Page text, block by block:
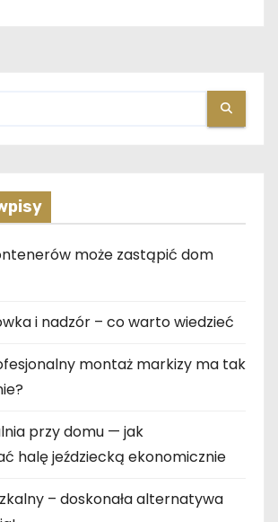
może zastąpić dom
i nadzór – co warto wiedzieć
montaż markizy ma tak
przy domu — jak
halę jeździecką ekonomicznie
– doskonała alternatywa